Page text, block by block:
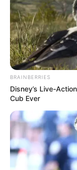
The Princess
Blade’s Dance
BRAINBERRIES
Disney’s Live-
Cub Ever